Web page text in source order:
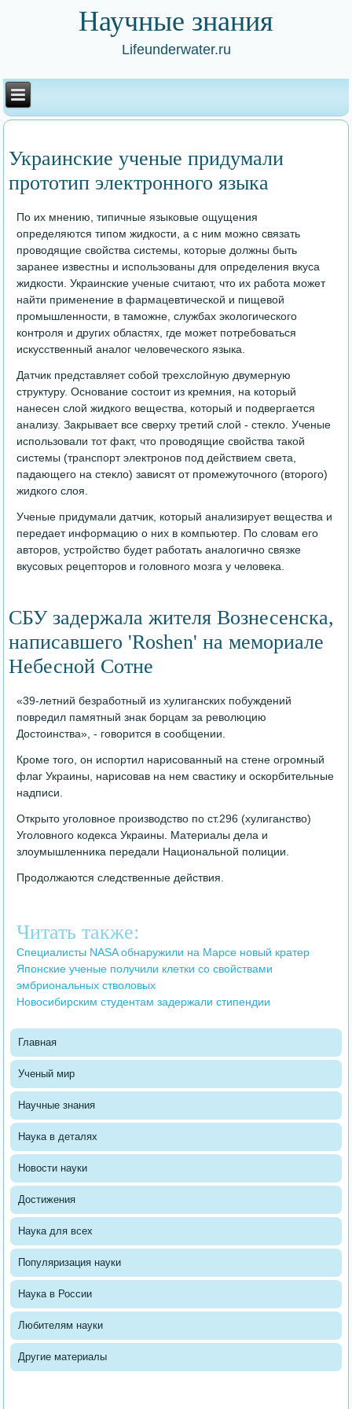
Научные знания
Lifeunderwater.ru
Украинские ученые придумали
прототип электронного языка
По их мнению, типичные языковые ощущения
определяются типом жидкости, а с ним можно связать
проводящие свойства системы, которые должны быть
заранее известны и использованы для определения вкуса
жидкости. Украинские ученые считают, что их работа может
найти применение в фармацевтической и пищевой
промышленности, в таможне, службах экологического
контроля и других областях, где может потребоваться
искусственный аналог человеческого языка.
Датчик представляет собой трехслойную двумерную
структуру. Основание состоит из кремния, на который
нанесен слой жидкого вещества, который и подвергается
анализу. Закрывает все сверху третий слой - стекло. Ученые
использовали тот факт, что проводящие свойства такой
системы (транспорт электронов под действием света,
падающего на стекло) зависят от промежуточного (второго)
жидкого слоя.
Ученые придумали датчик, который анализирует вещества и
передает информацию о них в компьютер. По словам его
авторов, устройство будет работать аналогично связке
вкусовых рецепторов и головного мозга у человека.
СБУ задержала жителя Вознесенска,
написавшего 'Roshen' на мемориале
Небесной Сотне
«39-летний безработный из хулиганских побуждений
повредил памятный знак борцам за революцию
Достоинства», - говорится в сообщении.
Кроме того, он испортил нарисованный на стене огромный
флаг Украины, нарисовав на нем свастику и оскорбительные
надписи.
Открыто уголовное производство по ст.296 (хулиганство)
Уголовного кодекса Украины. Материалы дела и
злоумышленника передали Национальной полиции.
Продолжаются следственные действия.
Читать также:
Специалисты NASA обнаружили на Марсе новый кратер
Японские ученые получили клетки со свойствами
эмбриональных стволовых
Новосибирским студентам задержали стипендии
Главная
Ученый мир
Научные знания
Наука в деталях
Новости науки
Достижения
Наука для всех
Популяризация науки
Наука в России
Любителям науки
Другие материалы